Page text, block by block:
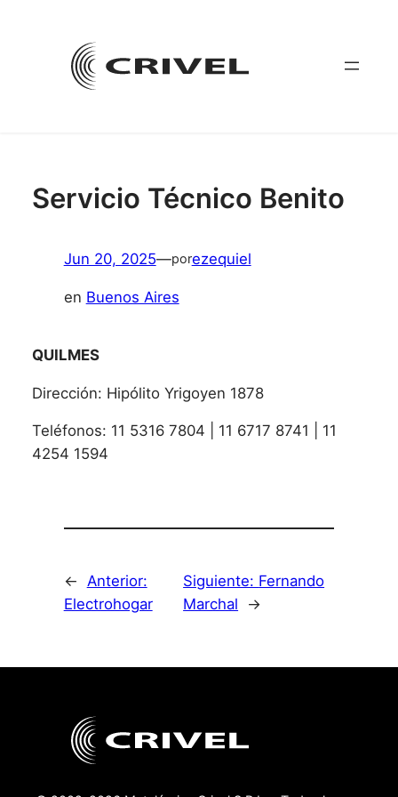
Servicio Técnico Benito
Jun 20, 2025—porezequiel
en Buenos Aires
QUILMES
Dirección: Hipólito Yrigoyen 1878
Teléfonos: 11 5316 7804 | 11 6717 8741 | 11
4254 1594
← Anterior:
Electrohogar
Siguiente: Fernando
Marchal
→